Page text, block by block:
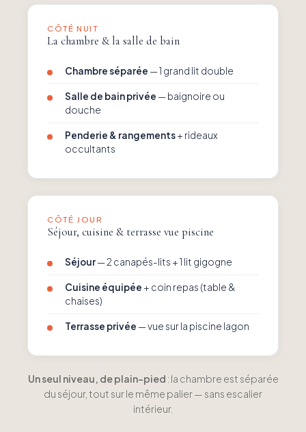
CÔTÉ NUIT
La chambre & la salle de bain
Chambre séparée — 1 grand lit double
Salle de bain privée — baignoire ou
douche
Penderie & rangements+ rideaux
occultants
CÔTÉ JOUR
Séjour, cuisine & terrasse vue piscine
Séjour— 2 canapés-lits + 1 lit gigogne
Cuisine équipée + coin repas (table &
chaises)
Terrasse privée — vue sur la piscine lagon
Un seul niveau, de plain-pied : la chambre est séparée
du séjour, tout sur le même palier — sans escalier
intérieur.